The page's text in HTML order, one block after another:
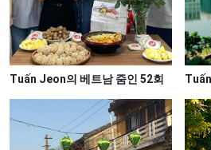
Tuấn Jeon의 ​베트남 ​줌인 52회